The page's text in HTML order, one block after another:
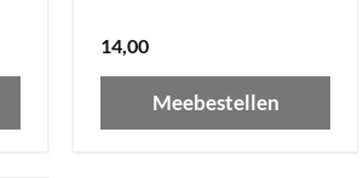
14,00
Meebestellen